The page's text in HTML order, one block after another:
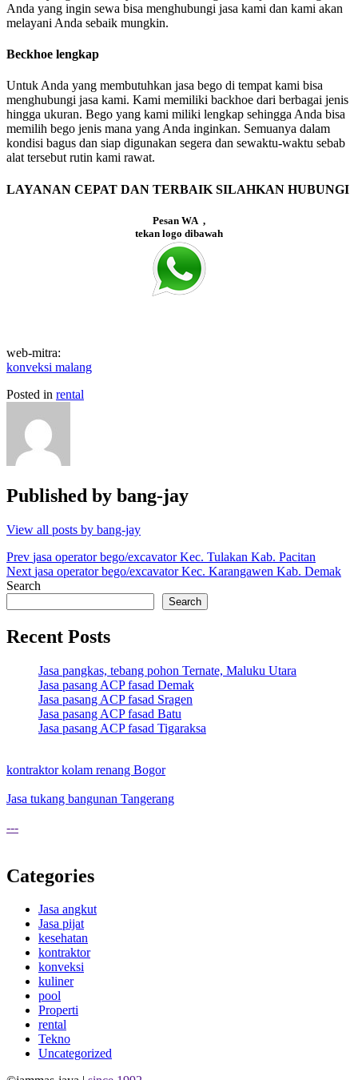
Anda yang ingin sewa bisa menghubungi jasa kami dan kami akan
melayani Anda sebaik mungkin.
Beckhoe lengkap
Untuk Anda yang membutuhkan jasa bego di tempat kami bisa
menghubungi jasa kami. Kami memiliki backhoe dari berbagai jenis
hingga ukuran. Bego yang kami miliki lengkap sehingga Anda bisa
memilih bego jenis mana yang Anda inginkan. Semuanya dalam
kondisi bagus dan siap digunakan segera dan sewaktu-waktu sebab
alat tersebut rutin kami rawat.
LAYANAN CEPAT DAN TERBAIK SILAHKAN HUBUNGI
Pesan WA ,
tekan logo dibawah
web-mitra:
konveksi malang
Posted in rental
Published by bang-jay
View all posts by bang-jay
Post
navigation
Prev jasa operator bego/excavator Kec. Tulakan Kab. Pacitan
Next jasa operator bego/excavator Kec. Karangawen Kab. Demak
Search
Search
Recent Posts
Jasa pangkas, tebang pohon Ternate, Maluku Utara
Jasa pasang ACP fasad Demak
Jasa pasang ACP fasad Sragen
Jasa pasang ACP fasad Batu
Jasa pasang ACP fasad Tigaraksa
kontraktor kolam renang Bogor
Jasa tukang bangunan Tangerang
---
Categories
Jasa angkut
Jasa pijat
kesehatan
kontraktor
konveksi
kuliner
pool
Properti
rental
Tekno
Uncategorized